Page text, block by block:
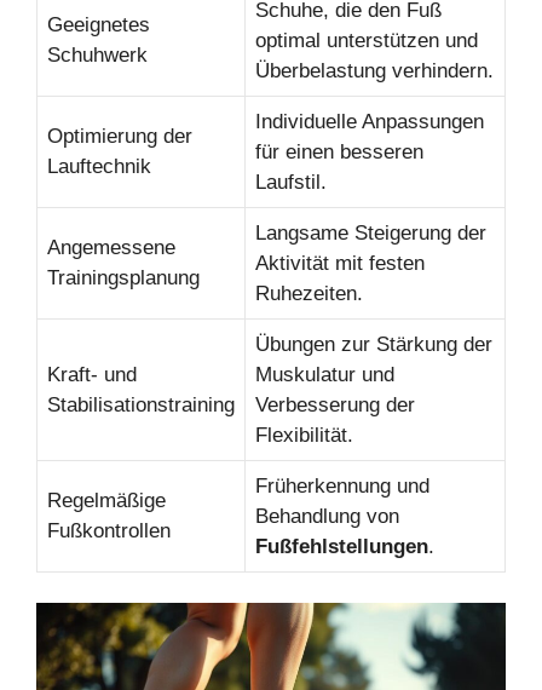
Geeignetes
Schuhwerk
Schuhe, die den Fuß
optimal unterstützen und
Überbelastung verhindern.
Optimierung der
Lauftechnik
Individuelle Anpassungen
für einen besseren
Laufstil.
Angemessene
Trainingsplanung
Langsame Steigerung der
Aktivität mit festen
Ruhezeiten.
Kraft- und
Stabilisationstraining
Übungen zur Stärkung der
Muskulatur und
Verbesserung der
Flexibilität.
Regelmäßige
Fußkontrollen
Früherkennung und
Behandlung von
Fußfehlstellungen.